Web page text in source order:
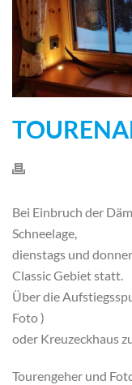
Bei Einbruch der
Schneelage,
dienstags und
Classic Gebiet statt.
Über die
Foto )
oder Kreuzeckhaus
Tourengeher und